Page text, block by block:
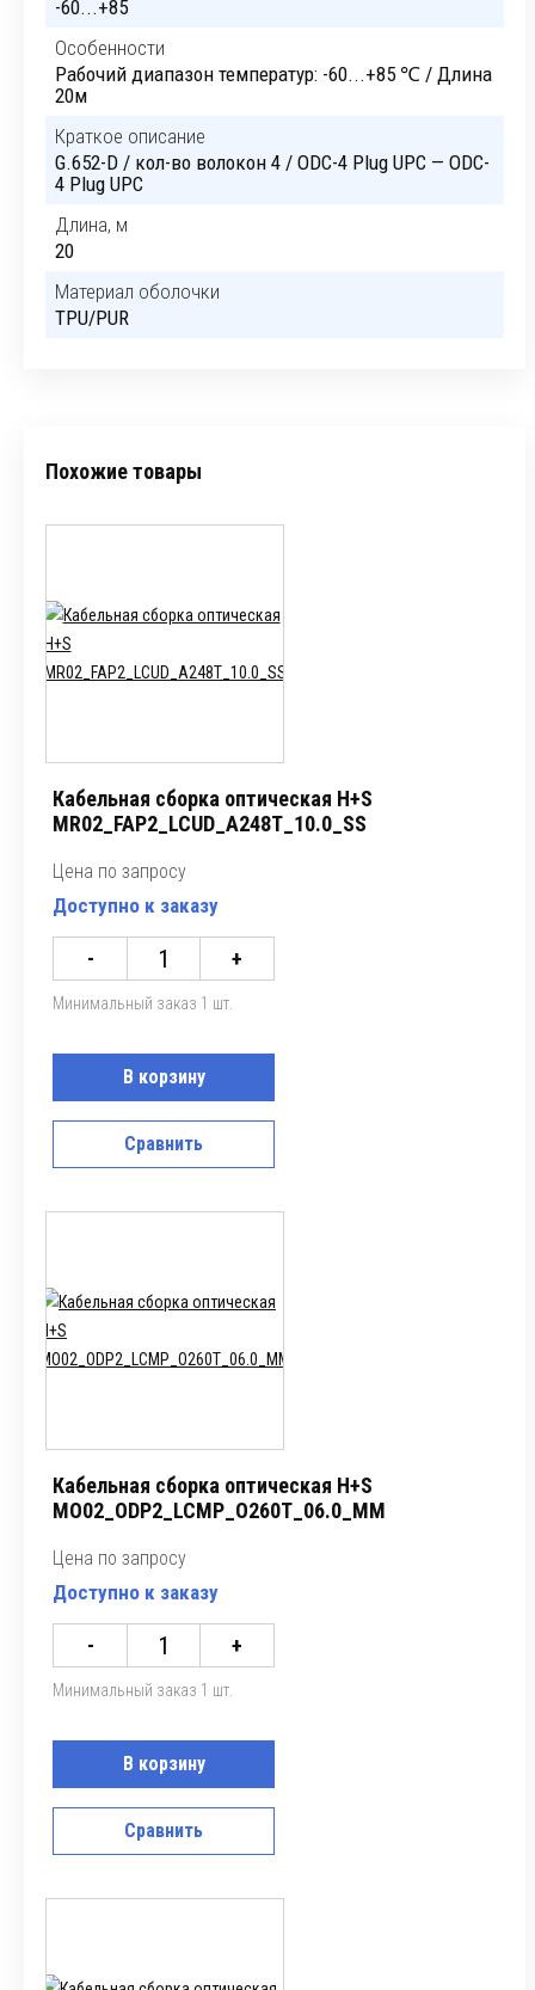
-60...+85
Особенности
Рабочий диапазон температур: -60...+85 ℃ / Длина
20м
Краткое описание
G.652-D / кол-во волокон 4 / ODC-4 Plug UPC — ODC-
4 Plug UPC
Длина, м
20
Материал оболочки
TPU/PUR
Похожие товары
Кабельная сборка оптическая H+S
MR02_FAP2_LCUD_A248T_10.0_SS
Цена по запросу
Доступно к заказу
- +
Минимальный заказ 1 шт.
В корзину
Сравнить
Кабельная сборка оптическая H+S
MO02_ODP2_LCMP_O260T_06.0_MM
Цена по запросу
Доступно к заказу
- +
Минимальный заказ 1 шт.
В корзину
Сравнить